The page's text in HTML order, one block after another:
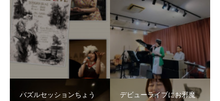
バズルセッションちょう
デビューライブにお邪魔